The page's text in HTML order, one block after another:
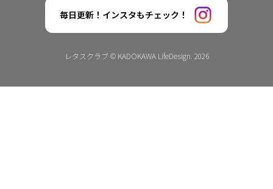
毎日更新！インスタもチェック！
レタスクラブ © KADOKAWA LifeDesign. 2026